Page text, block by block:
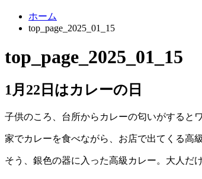
ホーム
top_page_2025_01_15
top_page_2025_01_15
1月22日はカレーの日
子供のころ、台所からカレーの匂いがすると
家でカレーを食べながら、お店で出てくる高
そう、銀色の器に入った高級カレー。大人